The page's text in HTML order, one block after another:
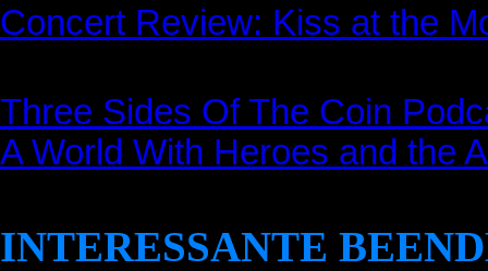
Concert Review: Kiss at the
Three Sides Of The Coin
A World With Heroes and the
INTERESSANTE